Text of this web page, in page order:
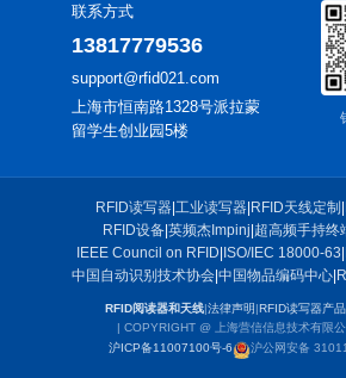
联系方式
13817779536
support@rfid021.com
上海市恒南路1328号派拉蒙
留学生创业园5楼
RFID读写器|工业读写器|RFID天线定制|
RFID设备|英频杰Impinj|超高频手持终
IEEE Council on RFID|ISO/IEC 18000-63|
中国自动识别技术协会|中国物品编码中心|
RFID阅读器和天线|法律声明|RFID读写器产
| COPYRIGHT @ 上海营信信息技术有限
沪ICP备11007100号-6
沪公网安备